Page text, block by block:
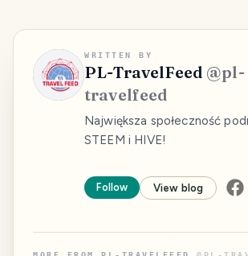
WRITTEN BY
PL-TravelFeed @pl-
travelfeed
Największa społeczność
STEEM i HIVE!
Follow View blog